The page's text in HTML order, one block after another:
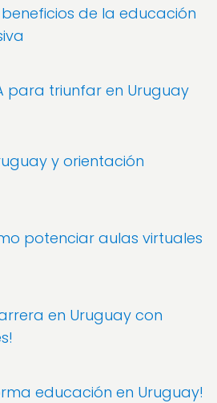
de la educación
para triunfar en Uruguay
y orientación
potenciar aulas virtuales
en Uruguay con
educación en Uruguay!